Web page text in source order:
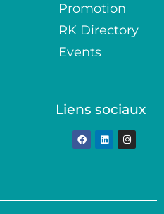
Promotion
RK Directory
Events
Liens sociaux